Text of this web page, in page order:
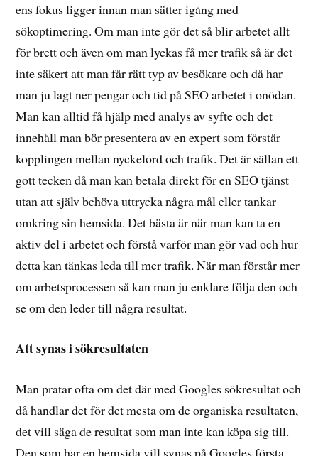
ens fokus ligger innan man sätter igång med
sökoptimering. Om man inte gör det så blir arbetet allt
för brett och även om man lyckas få mer trafik så är det
inte säkert att man får rätt typ av besökare och då har
man ju lagt ner pengar och tid på SEO arbetet i onödan.
Man kan alltid få hjälp med analys av syfte och det
innehåll man bör presentera av en expert som förstår
kopplingen mellan nyckelord och trafik. Det är sällan ett
gott tecken då man kan betala direkt för en SEO tjänst
utan att själv behöva uttrycka några mål eller tankar
omkring sin hemsida. Det bästa är när man kan ta en
aktiv del i arbetet och förstå varför man gör vad och hur
detta kan tänkas leda till mer trafik. När man förstår mer
om arbetsprocessen så kan man ju enklare följa den och
se om den leder till några resultat.
Att synas i sökresultaten
Man pratar ofta om det där med Googles sökresultat och
då handlar det för det mesta om de organiska resultaten,
det vill säga de resultat som man inte kan köpa sig till.
Den som har en hemsida vill synas på Googles första